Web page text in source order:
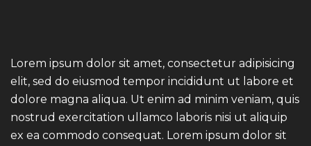
Lorem ipsum dolor sit amet, consectetur adipisicing
elit, sed do eiusmod tempor incididunt ut labore et
dolore magna aliqua. Ut enim ad minim veniam, quis
nostrud exercitation ullamco laboris nisi ut aliquip
ex ea commodo consequat. Lorem ipsum dolor sit